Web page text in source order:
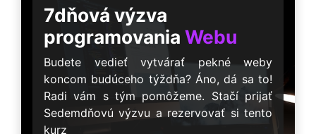
7dňová výzva
programovania Webu
Budete vedieť vytvárať pekné weby
koncom budúceho týždňa? Áno, dá sa to!
Radi vám s tým pomôžeme. Stačí prijať
Sedemdňovú výzvu a rezervovať si tento
kurz